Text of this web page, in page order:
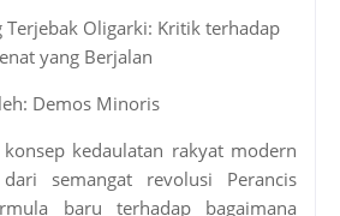
Terjebak Oligarki: Kritik terhadap
yang Berjalan
Demos Minoris
kedaulatan rakyat modern
semangat revolusi Perancis
baru terhadap bagaimana